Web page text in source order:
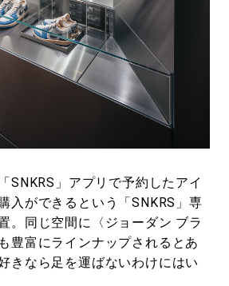
SNKRS」アプリで予約したアイ
入ができるという「SNKRS」専
。同じ空間に〈ジョーダン ブラ
豊富にラインナップされるとあ
きなら足を運ばないわけにはい